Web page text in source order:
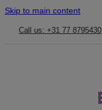
Skip to main content
Call us: +31 77 8795430